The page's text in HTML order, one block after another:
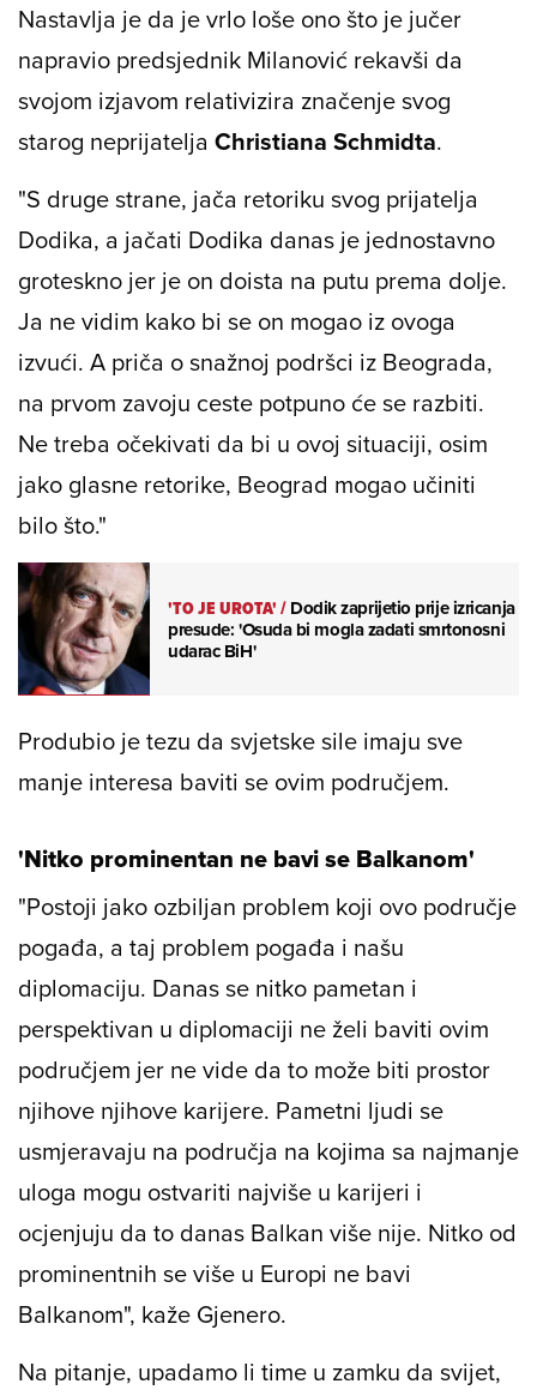
Nastavlja je da je vrlo loše ono što je jučer
napravio predsjednik Milanović rekavši da
svojom izjavom relativizira značenje svog
starog neprijatelja Christiana Schmidta.
"S druge strane, jača retoriku svog prijatelja
Dodika, a jačati Dodika danas je jednostavno
groteskno jer je on doista na putu prema dolje.
Ja ne vidim kako bi se on mogao iz ovoga
izvući. A priča o snažnoj podršci iz Beograda,
na prvom zavoju ceste potpuno će se razbiti.
Ne treba očekivati da bi u ovoj situaciji, osim
jako glasne retorike, Beograd mogao učiniti
bilo što."
'TO JE UROTA'/Dodik zaprijetio prije izricanja
presude: 'Osuda bi mogla zadati smrtonosni
udarac BiH'
Produbio je tezu da svjetske sile imaju sve
manje interesa baviti se ovim područjem.
'Nitko prominentan ne bavi se Balkanom'
"Postoji jako ozbiljan problem koji ovo područje
pogađa, a taj problem pogađa i našu
diplomaciju. Danas se nitko pametan i
perspektivan u diplomaciji ne želi baviti ovim
područjem jer ne vide da to može biti prostor
njihove njihove karijere. Pametni ljudi se
usmjeravaju na područja na kojima sa najmanje
uloga mogu ostvariti najviše u karijeri i
ocjenjuju da to danas Balkan više nije. Nitko od
prominentnih se više u Europi ne bavi
Balkanom", kaže Gjenero.
Na pitanje, upadamo li time u zamku da svijet,